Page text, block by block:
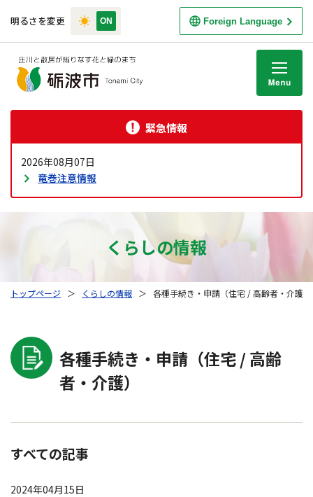
明るさを変更 Foreign Language
緊急情報
2026年08月07日
竜巻注意情報
くらしの情報
トップページ ＞ くらしの情報 ＞ 各種手続き・申請（住宅 / 高齢者・介護）
各種手続き・申請（住宅 / 高齢
者・介護）
すべての記事
2024年04月15日